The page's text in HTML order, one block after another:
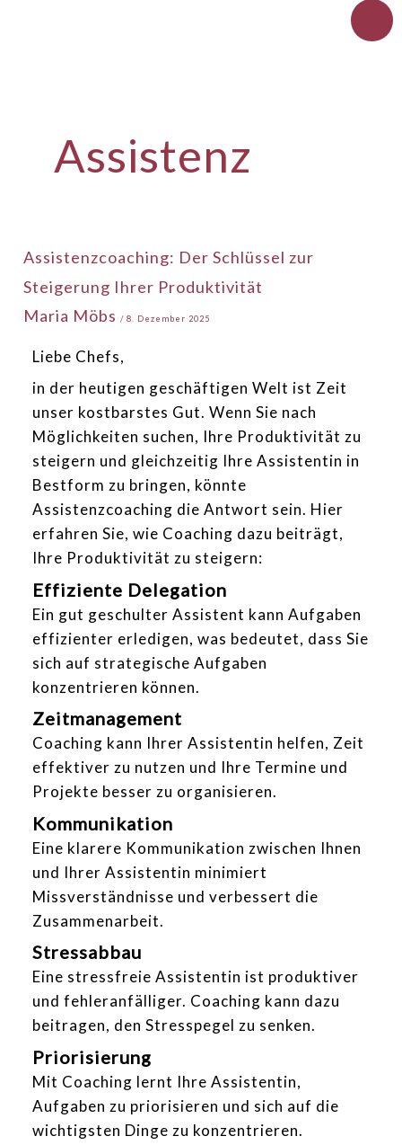
Assistenz
Assistenzcoaching: Der Schlüssel zur
Steigerung Ihrer Produktivität
Maria Möbs/8. Dezember 2025
Liebe Chefs,
in der heutigen geschäftigen Welt ist Zeit
unser kostbarstes Gut. Wenn Sie nach
Möglichkeiten suchen, Ihre Produktivität zu
steigern und gleichzeitig Ihre Assistentin in
Bestform zu bringen, könnte
Assistenzcoaching die Antwort sein. Hier
erfahren Sie, wie Coaching dazu beiträgt,
Ihre Produktivität zu steigern:
Effiziente Delegation
Ein gut geschulter Assistent kann Aufgaben
effizienter erledigen, was bedeutet, dass Sie
sich auf strategische Aufgaben
konzentrieren können.
Zeitmanagement
Coaching kann Ihrer Assistentin helfen, Zeit
effektiver zu nutzen und Ihre Termine und
Projekte besser zu organisieren.
Kommunikation
Eine klarere Kommunikation zwischen Ihnen
und Ihrer Assistentin minimiert
Missverständnisse und verbessert die
Zusammenarbeit.
Stressabbau
Eine stressfreie Assistentin ist produktiver
und fehleranfälliger. Coaching kann dazu
beitragen, den Stresspegel zu senken.
Priorisierung
Mit Coaching lernt Ihre Assistentin,
Aufgaben zu priorisieren und sich auf die
wichtigsten Dinge zu konzentrieren.
Assistenzcoaching:
Schlüssel
zur
Steigerung
Produktivität